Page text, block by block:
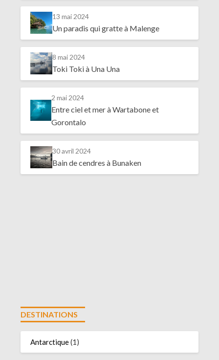
13 mai 2024
Un paradis qui gratte à Malenge
8 mai 2024
Toki Toki à Una Una
2 mai 2024
Entre ciel et mer à Wartabone et
Gorontalo
30 avril 2024
Bain de cendres à Bunaken
DESTINATIONS
Antarctique(1)